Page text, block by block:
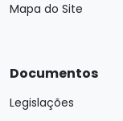
Mapa do Site
Documentos
Legislações